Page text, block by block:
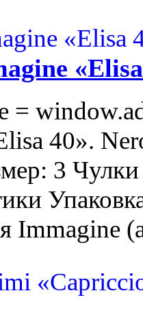
=
40».
3
Immagine